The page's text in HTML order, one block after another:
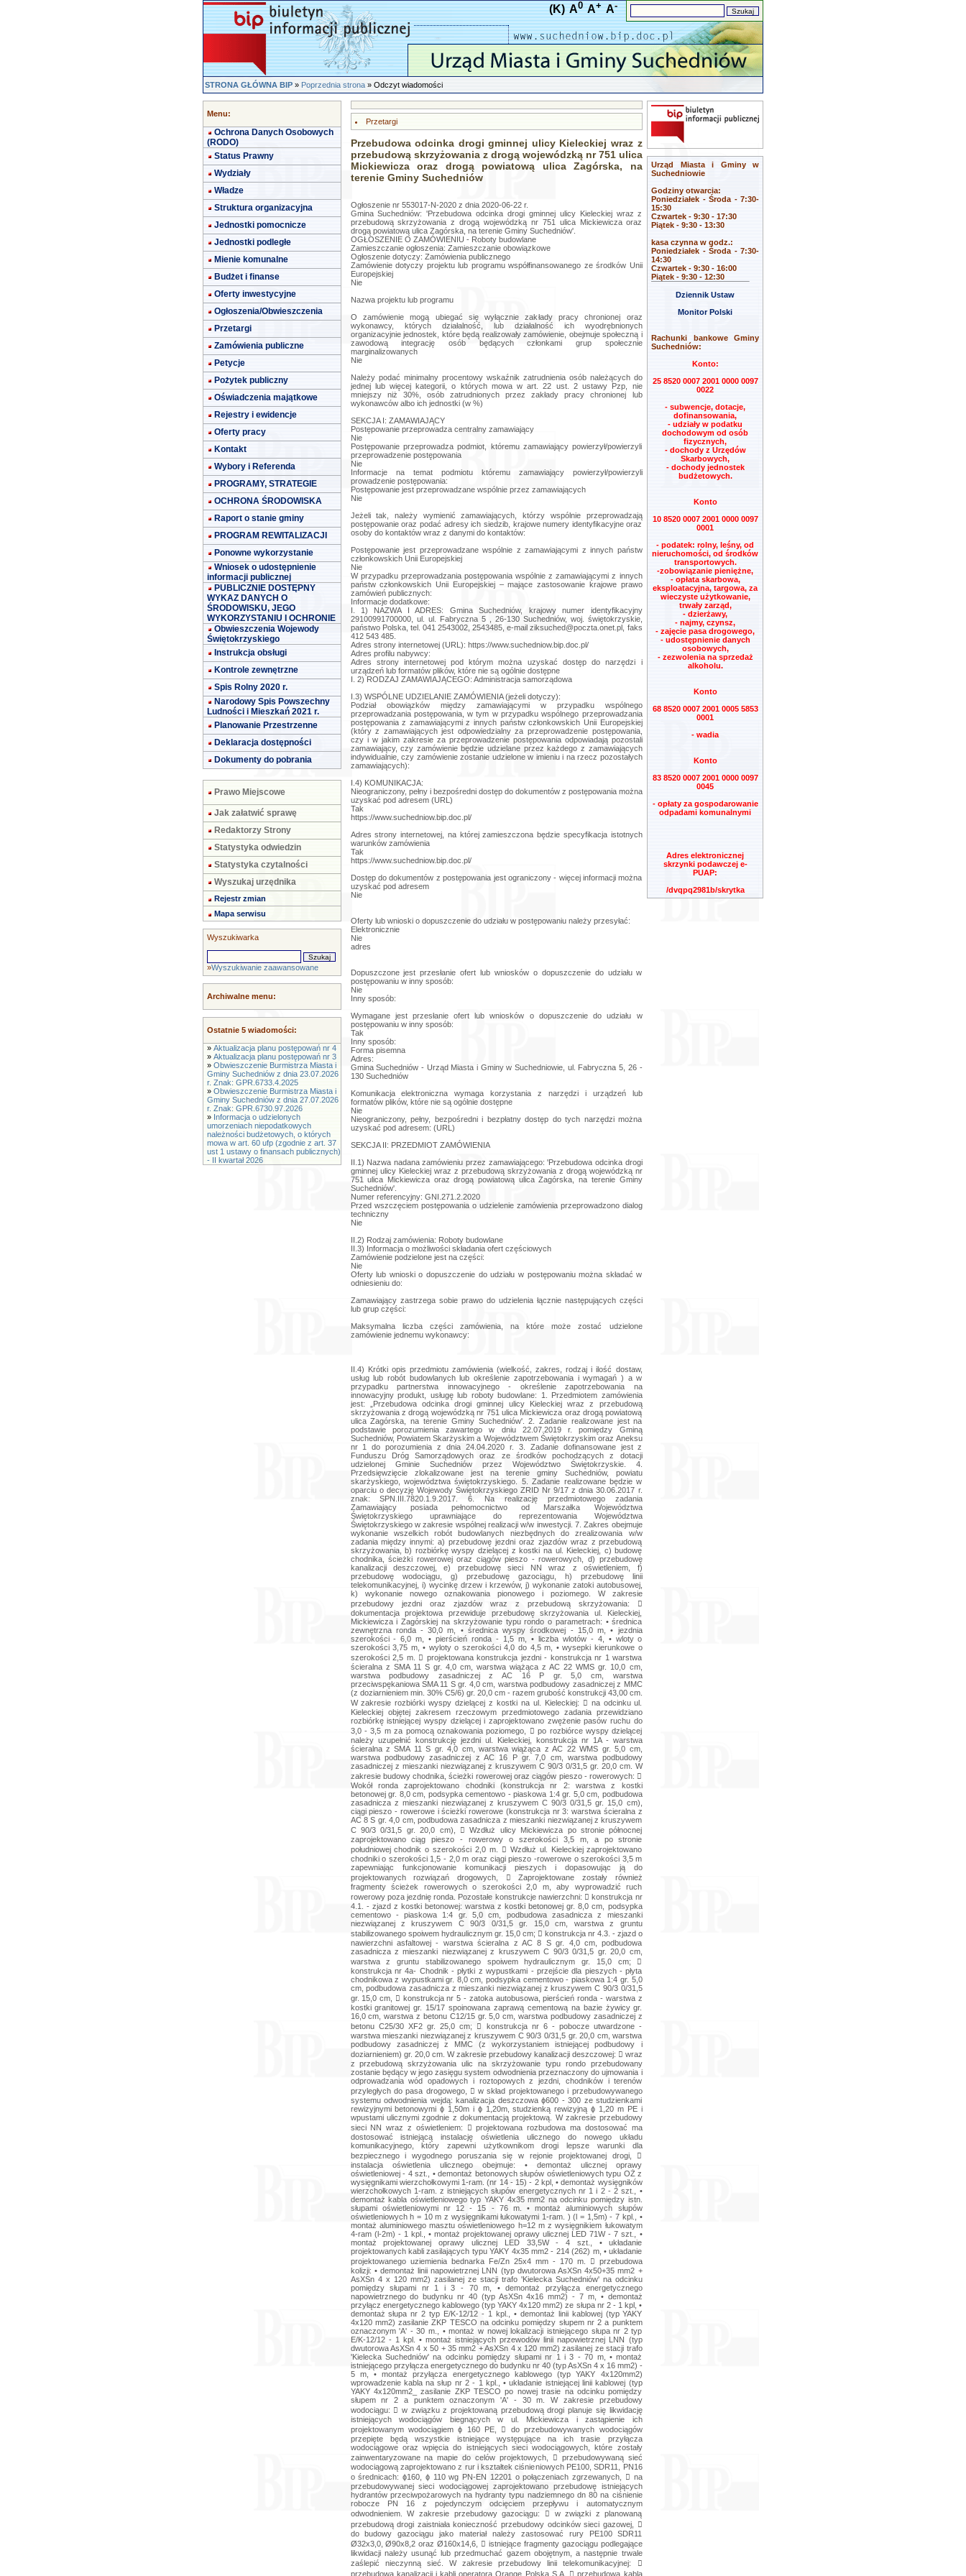
(K) A0 A+ A-
STRONA GŁÓWNA BIP»Poprzednia strona» Odczyt wiadomości
Menu:
Ochrona Danych Osobowych
(RODO)
Status Prawny
Wydziały
Władze
Struktura organizacyjna
Jednostki pomocnicze
Jednostki podległe
Mienie komunalne
Budżet i finanse
Oferty inwestycyjne
Ogłoszenia/Obwieszczenia
Przetargi
Zamówienia publiczne
Petycje
Pożytek publiczny
Oświadczenia majątkowe
Rejestry i ewidencje
Oferty pracy
Kontakt
Wybory i Referenda
PROGRAMY, STRATEGIE
OCHRONA ŚRODOWISKA
Raport o stanie gminy
PROGRAM REWITALIZACJI
Ponowne wykorzystanie
Wniosek o udostępnienie
informacji publicznej
PUBLICZNIE DOSTĘPNY
WYKAZ DANYCH O
ŚRODOWISKU, JEGO
WYKORZYSTANIU I OCHRONIE
Obwieszczenia Wojewody
Świętokrzyskiego
Instrukcja obsługi
Kontrole zewnętrzne
Spis Rolny 2020 r.
Narodowy Spis Powszechny
Ludności i Mieszkań 2021 r.
Planowanie Przestrzenne
Deklaracja dostępności
Dokumenty do pobrania
Prawo Miejscowe
Jak załatwić sprawę
Redaktorzy Strony
Statystyka odwiedzin
Statystyka czytalności
Wyszukaj urzędnika
Rejestr zmian
Mapa serwisu
Wyszukiwarka
»Wyszukiwanie zaawansowane
Archiwalne menu:
Ostatnie 5 wiadomości:
» Aktualizacja planu postępowań nr 4
» Aktualizacja planu postępowań nr 3
» Obwieszczenie Burmistrza Miasta i
Gminy Suchedniów z dnia 23.07.2026
r. Znak: GPR.6733.4.2025
» Obwieszczenie Burmistrza Miasta i
Gminy Suchedniów z dnia 27.07.2026
r. Znak: GPR.6730.97.2026
» Informacja o udzielonych
umorzeniach niepodatkowych
należności budżetowych, o których
mowa w art. 60 ufp (zgodnie z art. 37
ust 1 ustawy o finansach publicznych)
- II kwartał 2026
Przetargi
Przebudowa odcinka drogi gminnej ulicy Kieleckiej wraz z
przebudową skrzyżowania z drogą wojewódzką nr 751 ulica
Mickiewicza oraz drogą powiatową ulica Zagórska, na
terenie Gminy Suchedniów
Ogłoszenie nr 553017-N-2020 z dnia 2020-06-22 r.
Gmina Suchedniów: 'Przebudowa odcinka drogi gminnej ulicy Kieleckiej wraz z
przebudową skrzyżowania z drogą wojewódzką nr 751 ulica Mickiewicza oraz
drogą powiatową ulica Zagórska, na terenie Gminy Suchedniów'.
OGŁOSZENIE O ZAMÓWIENIU - Roboty budowlane
Zamieszczanie ogłoszenia: Zamieszczanie obowiązkowe
Ogłoszenie dotyczy: Zamówienia publicznego
Zamówienie dotyczy projektu lub programu współfinansowanego ze środków Unii
Europejskiej
Nie
Nazwa projektu lub programu
O zamówienie mogą ubiegać się wyłącznie zakłady pracy chronionej oraz
wykonawcy, których działalność, lub działalność ich wyodrębnionych
organizacyjnie jednostek, które będą realizowały zamówienie, obejmuje społeczną i
zawodową integrację osób będących członkami grup społecznie
marginalizowanych
Nie
Należy podać minimalny procentowy wskaźnik zatrudnienia osób należących do
jednej lub więcej kategorii, o których mowa w art. 22 ust. 2 ustawy Pzp, nie
mniejszy niż 30%, osób zatrudnionych przez zakłady pracy chronionej lub
wykonawców albo ich jednostki (w %)
SEKCJA I: ZAMAWIAJĄCY
Postępowanie przeprowadza centralny zamawiający
Nie
Postępowanie przeprowadza podmiot, któremu zamawiający powierzył/powierzyli
przeprowadzenie postępowania
Nie
Informacje na temat podmiotu któremu zamawiający powierzył/powierzyli
prowadzenie postępowania:
Postępowanie jest przeprowadzane wspólnie przez zamawiających
Nie
Jeżeli tak, należy wymienić zamawiających, którzy wspólnie przeprowadzają
postępowanie oraz podać adresy ich siedzib, krajowe numery identyfikacyjne oraz
osoby do kontaktów wraz z danymi do kontaktów:
Postępowanie jest przeprowadzane wspólnie z zamawiającymi z innych państw
członkowskich Unii Europejskiej
Nie
W przypadku przeprowadzania postępowania wspólnie z zamawiającymi z innych
państw członkowskich Unii Europejskiej – mające zastosowanie krajowe prawo
zamówień publicznych:
Informacje dodatkowe:
I. 1) NAZWA I ADRES: Gmina Suchedniów, krajowy numer identyfikacyjny
29100991700000, ul. ul. Fabryczna 5 , 26-130 Suchedniów, woj. świętokrzyskie,
państwo Polska, tel. 041 2543002, 2543485, e-mailziksuched@poczta.onet.pl , faks
412 543 485.
Adres strony internetowej (URL): https://www.suchedniow.bip.doc.pl/
Adres profilu nabywcy:
Adres strony internetowej pod którym można uzyskać dostęp do narzędzi i
urządzeń lub formatów plików, które nie są ogólnie dostępne
I. 2) RODZAJ ZAMAWIAJĄCEGO: Administracja samorządowa
I.3) WSPÓLNE UDZIELANIE ZAMÓWIENIA (jeżeli dotyczy):
Podział obowiązków między zamawiającymi w przypadku wspólnego
przeprowadzania postępowania, w tym w przypadku wspólnego przeprowadzania
postępowania z zamawiającymi z innych państw członkowskich Unii Europejskiej
(który z zamawiających jest odpowiedzialny za przeprowadzenie postępowania,
czy i w jakim zakresie za przeprowadzenie postępowania odpowiadają pozostali
zamawiający, czy zamówienie będzie udzielane przez każdego z zamawiających
indywidualnie, czy zamówienie zostanie udzielone w imieniu i na rzecz pozostałych
zamawiających):
I.4) KOMUNIKACJA:
Nieograniczony, pełny i bezpośredni dostęp do dokumentów z postępowania można
uzyskać pod adresem (URL)
Tak
https://www.suchedniow.bip.doc.pl/
Adres strony internetowej, na której zamieszczona będzie specyfikacja istotnych
warunków zamówienia
Tak
https://www.suchedniow.bip.doc.pl/
Dostęp do dokumentów z postępowania jest ograniczony - więcej informacji można
uzyskać pod adresem
Nie
Oferty lub wnioski o dopuszczenie do udziału w postępowaniu należy przesyłać:
Elektronicznie
Nie
adres
Dopuszczone jest przesłanie ofert lub wniosków o dopuszczenie do udziału w
postępowaniu w inny sposób:
Nie
Inny sposób:
Wymagane jest przesłanie ofert lub wniosków o dopuszczenie do udziału w
postępowaniu w inny sposób:
Tak
Inny sposób:
Forma pisemna
Adres:
Gmina Suchedniów - Urząd Miasta i Gminy w Suchedniowie, ul. Fabryczna 5, 26 -
130 Suchedniów
Komunikacja elektroniczna wymaga korzystania z narzędzi i urządzeń lub
formatów plików, które nie są ogólnie dostępne
Nie
Nieograniczony, pełny, bezpośredni i bezpłatny dostęp do tych narzędzi można
uzyskać pod adresem: (URL)
SEKCJA II: PRZEDMIOT ZAMÓWIENIA
II.1) Nazwa nadana zamówieniu przez zamawiającego: 'Przebudowa odcinka drogi
gminnej ulicy Kieleckiej wraz z przebudową skrzyżowania z drogą wojewódzką nr
751 ulica Mickiewicza oraz drogą powiatową ulica Zagórska, na terenie Gminy
Suchedniów'.
Numer referencyjny: GNI.271.2.2020
Przed wszczęciem postępowania o udzielenie zamówienia przeprowadzono dialog
techniczny
Nie
II.2) Rodzaj zamówienia: Roboty budowlane
II.3) Informacja o możliwości składania ofert częściowych
Zamówienie podzielone jest na części:
Nie
Oferty lub wnioski o dopuszczenie do udziału w postępowaniu można składać w
odniesieniu do:
Zamawiający zastrzega sobie prawo do udzielenia łącznie następujących części
lub grup części:
Maksymalna liczba części zamówienia, na które może zostać udzielone
zamówienie jednemu wykonawcy:
II.4) Krótki opis przedmiotu zamówienia (wielkość, zakres, rodzaj i ilość dostaw, usług lub robót budowlanych lub określenie zapotrzebowania i wymagań ) a w przypadku partnerstwa innowacyjnego - określenie zapotrzebowania na innowacyjny produkt, usługę lub roboty budowlane: 1. Przedmiotem zamówienia jest: „Przebudowa odcinka drogi gminnej ulicy Kieleckiej wraz z przebudową skrzyżowania z drogą wojewódzką nr 751 ulica Mickiewicza oraz drogą powiatową ulica Zagórska, na terenie Gminy Suchedniów'. 2. Zadanie realizowane jest na podstawie porozumienia zawartego w dniu 22.07.2019 r. pomiędzy Gminą Suchedniów, Powiatem Skarżyskim a Województwem Świętokrzyskim oraz Aneksu nr 1 do porozumienia z dnia 24.04.2020 r. 3. Zadanie dofinansowane jest z Funduszu Dróg Samorządowych oraz ze środków pochodzących z dotacji udzielonej Gminie Suchedniów przez Województwo Świętokrzyskie. 4. Przedsięwzięcie zlokalizowane jest na terenie gminy Suchedniów, powiatu skarżyskiego, województwa świętokrzyskiego. 5. Zadanie realizowane będzie w oparciu o decyzję Wojewody Świętokrzyskiego ZRID Nr 9/17 z dnia 30.06.2017 r. znak: SPN.III.7820.1.9.2017. 6. Na realizację przedmiotowego zadania Zamawiający posiada pełnomocnictwo od Marszałka Województwa Świętokrzyskiego uprawniające do reprezentowania Województwa Świętokrzyskiego w zakresie wspólnej realizacji w/w inwestycji. 7. Zakres obejmuje wykonanie wszelkich robót budowlanych niezbędnych do zrealizowania w/w zadania między innymi: a) przebudowę jezdni oraz zjazdów wraz z przebudową skrzyżowania, b) rozbiórkę wyspy dzielącej z kostki na ul. Kieleckiej, c) budowę chodnika, ścieżki rowerowej oraz ciągów pieszo - rowerowych, d) przebudowę kanalizacji deszczowej, e) przebudowę sieci NN wraz z oświetleniem, f) przebudowę wodociągu, g) przebudowę gazociągu, h) przebudowę linii telekomunikacyjnej, i) wycinkę drzew i krzewów, j) wykonanie zatoki autobusowej, k) wykonanie nowego oznakowania pionowego i poziomego. W zakresie przebudowy jezdni oraz zjazdów wraz z przebudową skrzyżowania:  dokumentacja projektowa przewiduje przebudowę skrzyżowania ul. Kieleckiej, Mickiewicza i Zagórskiej na skrzyżowanie typu rondo o parametrach: • średnica zewnętrzna ronda - 30,0 m, • średnica wyspy środkowej - 15,0 m, • jezdnia szerokości - 6,0 m, • pierścień ronda - 1,5 m, • liczba wlotów - 4, • wloty o szerokości 3,75 m, • wyloty o szerokości 4,0 do 4,5 m, • wysepki kierunkowe o szerokości 2,5 m.  projektowana konstrukcja jezdni - konstrukcja nr 1 warstwa ścieralna z SMA 11 S gr. 4,0 cm, warstwa wiążąca z AC 22 WMS gr. 10,0 cm, warstwa podbudowy zasadniczej z AC 16 P gr. 5,0 cm, warstwa przeciwspękaniowa SMA 11 S gr. 4,0 cm, warstwa podbudowy zasadniczej z MMC (z doziarnieniem min. 30% C5/6) gr. 20,0 cm - razem grubość konstrukcji 43,00 cm. W zakresie rozbiórki wyspy dzielącej z kostki na ul. Kieleckiej:  na odcinku ul. Kieleckiej objętej zakresem rzeczowym przedmiotowego zadania przewidziano rozbiórkę istniejącej wyspy dzielącej i zaprojektowano zwężenie pasów ruchu do 3,0 - 3,5 m za pomocą oznakowania poziomego,  po rozbiórce wyspy dzielącej należy uzupełnić konstrukcję jezdni ul. Kieleckiej, konstrukcja nr 1A - warstwa ścieralna z SMA 11 S gr. 4,0 cm, warstwa wiążąca z AC 22 WMS gr. 5,0 cm, warstwa podbudowy zasadniczej z AC 16 P gr. 7,0 cm, warstwa podbudowy zasadniczej z mieszanki niezwiązanej z kruszywem C 90/3 0/31,5 gr. 20,0 cm. W zakresie budowy chodnika, ścieżki rowerowej oraz ciągów pieszo - rowerowych:  Wokół ronda zaprojektowano chodniki (konstrukcja nr 2: warstwa z kostki betonowej gr. 8,0 cm, podsypka cementowo - piaskowa 1:4 gr. 5,0 cm, podbudowa zasadnicza z mieszanki niezwiązanej z kruszywem C 90/3 0/31,5 gr. 15,0 cm), ciągi pieszo - rowerowe i ścieżki rowerowe (konstrukcja nr 3: warstwa ścieralna z AC 8 S gr. 4,0 cm, podbudowa zasadnicza z mieszanki niezwiązanej z kruszywem C 90/3 0/31,5 gr. 20,0 cm),  Wzdłuż ulicy Mickiewicza po stronie północnej zaprojektowano ciąg pieszo - rowerowy o szerokości 3,5 m, a po stronie południowej chodnik o szerokości 2,0 m.  Wzdłuż ul. Kieleckiej zaprojektowano chodniki o szerokości 1,5 - 2,0 m oraz ciągi pieszo -rowerowe o szerokości 3,5 m zapewniając funkcjonowanie komunikacji pieszych i dopasowując ją do projektowanych rozwiązań drogowych,  Zaprojektowane zostały również fragmenty ścieżek rowerowych o szerokości 2,0 m, aby wyprowadzić ruch rowerowy poza jezdnię ronda. Pozostałe konstrukcje nawierzchni:  konstrukcja nr 4.1. - zjazd z kostki betonowej: warstwa z kostki betonowej gr. 8,0 cm, podsypka cementowo - piaskowa 1:4 gr. 5,0 cm, podbudowa zasadnicza z mieszanki niezwiązanej z kruszywem C 90/3 0/31,5 gr. 15,0 cm, warstwa z gruntu stabilizowanego spoiwem hydraulicznym gr. 15,0 cm;  konstrukcja nr 4.3. - zjazd o nawierzchni asfaltowej - warstwa ścieralna z AC 8 S gr. 4,0 cm, podbudowa zasadnicza z mieszanki niezwiązanej z kruszywem C 90/3 0/31,5 gr. 20,0 cm, warstwa z gruntu stabilizowanego spoiwem hydraulicznym gr. 15,0 cm;  konstrukcja nr 4a- Chodnik - płytki z wypustkami - przejście dla pieszych - płyta chodnikowa z wypustkami gr. 8,0 cm, podsypka cementowo - piaskowa 1:4 gr. 5,0 cm, podbudowa zasadnicza z mieszanki niezwiązanej z kruszywem C 90/3 0/31,5 gr. 15,0 cm,  konstrukcja nr 5 - zatoka autobusowa, pierścień ronda - warstwa z kostki granitowej gr. 15/17 spoinowana zaprawą cementową na bazie żywicy gr. 16,0 cm, warstwa z betonu C12/15 gr. 5,0 cm, warstwa podbudowy zasadniczej z betonu C25/30 XF2 gr. 25,0 cm;  konstrukcja nr 6 - pobocze utwardzone - warstwa mieszanki niezwiązanej z kruszywem C 90/3 0/31,5 gr. 20,0 cm, warstwa podbudowy zasadniczej z MMC (z wykorzystaniem istniejącej podbudowy i doziarnieniem) gr. 20,0 cm. W zakresie przebudowy kanalizacji deszczowej:  wraz z przebudową skrzyżowania ulic na skrzyżowanie typu rondo przebudowany zostanie będący w jego zasięgu system odwodnienia przeznaczony do ujmowania i odprowadzania wód opadowych i roztopowych z jezdni, chodników i terenów przyległych do pasa drogowego,  w skład projektowanego i przebudowywanego systemu odwodnienia wejdą: kanalizacja deszczowa ɸ600 - 300 ze studzienkami rewizyjnymi betonowymi ɸ 1,50m i ɸ 1,20m, studzienką rewizyjną ɸ 1,20 m PE i wpustami ulicznymi zgodnie z dokumentacją projektową. W zakresie przebudowy sieci NN wraz z oświetleniem:  projektowana rozbudowa ma dostosować ma dostosować istniejącą instalację oświetlenia ulicznego do nowego układu komunikacyjnego, który zapewni użytkownikom drogi lepsze warunki dla bezpiecznego i wygodnego poruszania się w rejonie projektowanej drogi,  instalacja oświetlenia ulicznego obejmuje: • demontaż ulicznej oprawy oświetleniowej - 4 szt., • demontaż betonowych słupów oświetleniowych typu OŻ z wysięgnikami wierzchołkowymi 1-ram. (nr 14 - 15) - 2 kpl, • demontaż wysięgników wierzchołkowych 1-ram. z istniejących słupów energetycznych nr 1 i 2 - 2 szt., • demontaż kabla oświetleniowego typ YAKY 4x35 mm2 na odcinku pomiędzy istn. słupami oświetleniowymi nr 12 - 15 - 76 m. • montaż aluminiowych słupów oświetleniowych h = 10 m z wysięgnikami łukowatymi 1-ram. ) (l = 1,5m) - 7 kpl., • montaż aluminiowego masztu oświetleniowego h=12 m z wysięgnikiem łukowatym 4-ram (l-2m) - 1 kpl., • montaż projektowanej oprawy ulicznej LED 71W - 7 szt., • montaż projektowanej oprawy ulicznej LED 33,5W - 4 szt., • układanie projektowanych kabli zasilających typu YAKY 4x35 mm2 - 214 (262) m, • układanie projektowanego uziemienia bednarka Fe/Zn 25x4 mm - 170 m.  przebudowa kolizji: • demontaż linii napowietrznej LNN (typ dwutorowa AsXSn 4x50+35 mm2 + AsXSn 4 x 120 mm2) zasilanej ze stacji trafo 'Kielecka Suchedniów' na odcinku pomiędzy słupami nr 1 i 3 - 70 m, • demontaż przyłącza energetycznego napowietrznego do budynku nr 40 (typ AsXSn 4x16 mm2) - 7 m, • demontaż przyłącz energetycznego kablowego (typ YAKY 4x120 mm2) ze słupa nr 2 - 1 kpl, • demontaż słupa nr 2 typ E/K-12/12 - 1 kpl., • demontaż linii kablowej (typ YAKY 4x120 mm2) zasilanie ZKP TESCO na odcinku pomiędzy słupem nr 2 a punktem oznaczonym 'A' - 30 m., • montaż w nowej lokalizacji istniejącego słupa nr 2 typ E/K-12/12 - 1 kpl. • montaż istniejących przewodów linii napowietrznej LNN (typ dwutorowa AsXSn 4 x 50 + 35 mm2 + AsXSn 4 x 120 mm2) zasilanej ze stacji trafo 'Kielecka Suchedniów' na odcinku pomiędzy słupami nr 1 i 3 - 70 m, • montaż istniejącego przyłącza energetycznego do budynku nr 40 (typ AsXSn 4 x 16 mm2) - 5 m, • montaż przyłącza energetycznego kablowego (typ YAKY 4x120mm2) wprowadzenie kabla na słup nr 2 - 1 kpl., • układanie istniejącej linii kablowej (typ YAKY 4x120mm2_ zasilanie ZKP TESCO po nowej trasie na odcinku pomiędzy słupem nr 2 a punktem oznaczonym 'A' - 30 m. W zakresie przebudowy wodociągu:  w związku z projektowaną przebudową drogi planuje się likwidację istniejących wodociągów biegnących w ul. Mickiewicza i zastąpienie ich projektowanym wodociągiem ɸ 160 PE,  do przebudowywanych wodociągów przepięte będą wszystkie istniejące występujące na ich trasie przyłącza wodociągowe oraz wpięcia do istniejących sieci wodociągowych, które zostały zainwentaryzowane na mapie do celów projektowych,  przebudowywaną sieć wodociągową zaprojektowano z rur i kształtek ciśnieniowych PE100, SDR11, PN16 o średnicach: ɸ160, ɸ 110 wg PN-EN 12201 o połączeniach zgrzewanych,  na przebudowywanej sieci wodociągowej zaprojektowano przebudowę istniejących hydrantów przeciwpożarowych na hydranty typu nadziemnego dn 80 na ciśnienie robocze PN 16 z pojedynczym odcięciem przepływu i automatycznym odwodnieniem. W zakresie przebudowy gazociągu:  w związki z planowaną przebudową drogi zaistniała konieczność przebudowy odcinków sieci gazowej,  do budowy gazociągu jako materiał należy zastosować rury PE100 SDR11 Ø32x3,0, Ø90x8,2 oraz Ø160x14,6,  istniejące fragmenty gazociągu podlegające likwidacji należy usunąć lub przedmuchać gazem obojętnym, a następnie trwale zaślepić nieczynną sieć. W zakresie przebudowy linii telekomunikacyjnej:  przebudowa kanalizacji i kabli operatora Orange
Urząd Miasta i Gminy w
Suchedniowie
Godziny otwarcia:
Poniedziałek - Środa - 7:30-
15:30
Czwartek - 9:30 - 17:30
Piątek - 9:30 - 13:30
kasa czynna w godz.:
Poniedziałek - Środa - 7:30-
14:30
Czwartek - 9:30 - 16:00
Piątek - 9:30 - 12:30
Dziennik Ustaw
Monitor Polski
Rachunki bankowe Gminy
Suchedniów:
Konto:
25 8520 0007 2001 0000 0097
0022
- subwencje, dotacje,
dofinansowania,
- udziały w podatku
dochodowym od osób
fizycznych,
- dochody z Urzędów
Skarbowych,
- dochody jednostek
budżetowych.
Konto
10 8520 0007 2001 0000 0097
0001
- podatek: rolny, leśny, od
nieruchomości, od środków
transportowych.
-zobowiązanie pieniężne,
- opłata skarbowa,
eksploatacyjna, targowa, za
wieczyste użytkowanie,
trwały zarząd,
- dzierżawy,
- najmy, czynsz,
- zajęcie pasa drogowego,
- udostępnienie danych
osobowych,
- zezwolenia na sprzedaż
alkoholu.
Konto
68 8520 0007 2001 0005 5853
0001
- wadia
Konto
83 8520 0007 2001 0000 0097
0045
- opłaty za gospodarowanie
odpadami komunalnymi
Adres elektronicznej
skrzynki podawczej e-
PUAP:
/dvqpq2981b/skrytka